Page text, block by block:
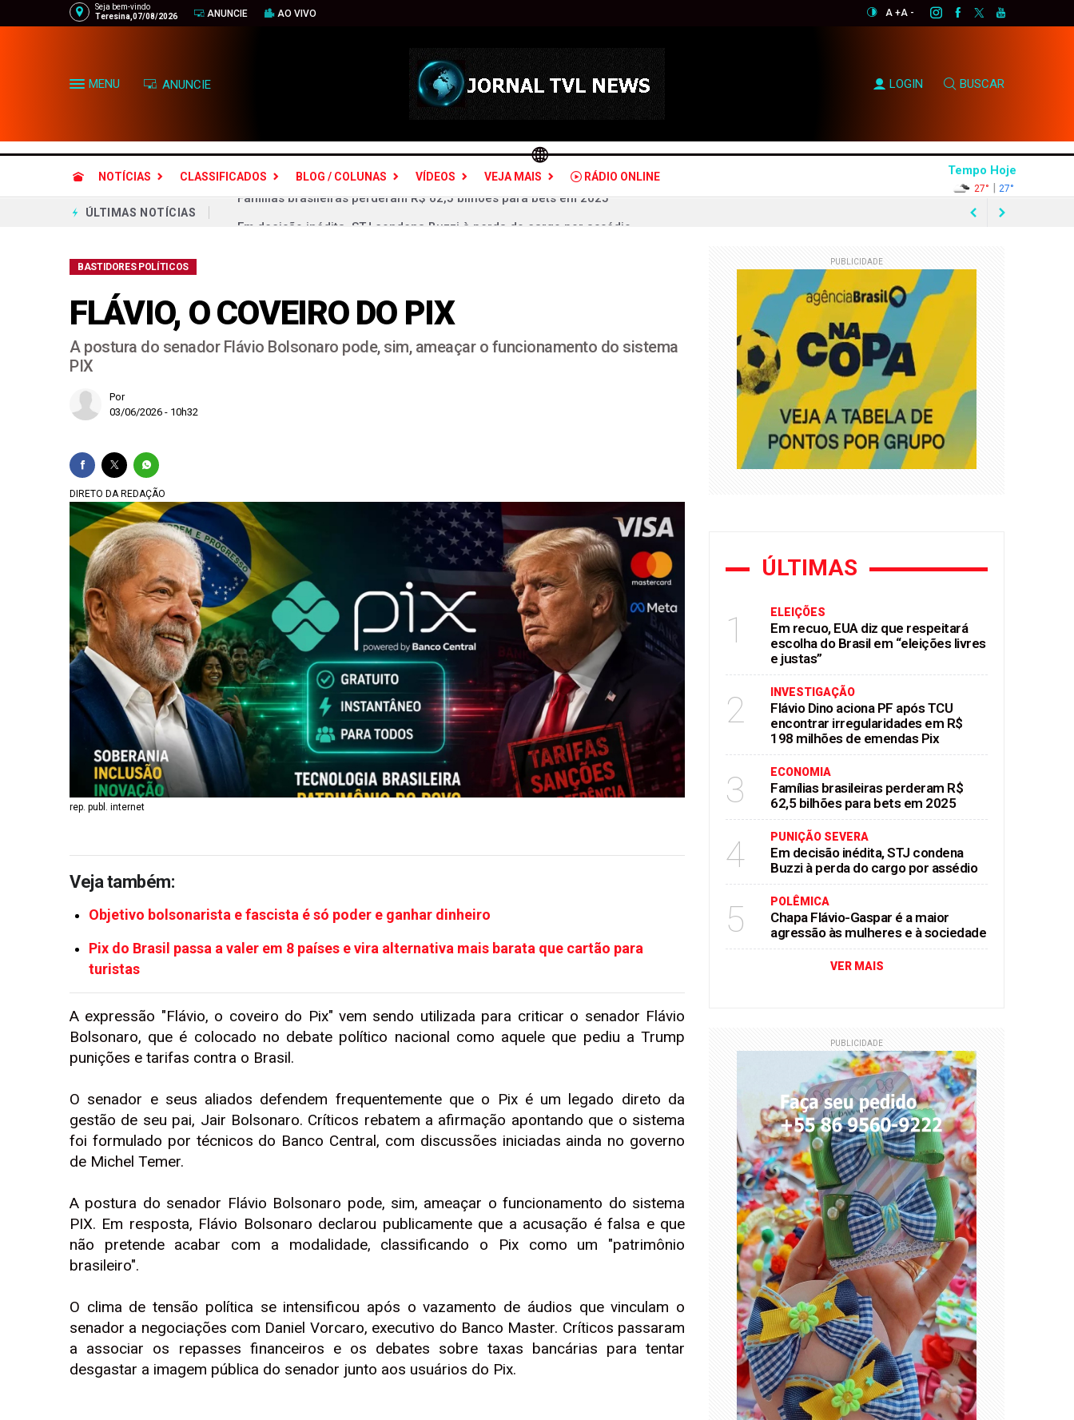
Seja bem-vindo
Teresina,07/08/2026
ANUNCIE AO VIVO A +A -
MENU ANUNCIE LOGIN BUSCAR
NOTÍCIAS CLASSIFICADOS BLOG / COLUNAS VÍDEOS VEJA MAIS RÁDIO ONLINE Tempo Hoje
27° | 27°
ÚLTIMAS NOTÍCIAS
Aliados respondem ao ex-deputado Ismar Marques: críticas a Rafael Fonteles é "oportunismo eleitoral"
Objetivo bolsonarista e fascista é só poder e ganhar dinheiro
Ciclone bomba no Brasil: quais estados serão atingidos por ventos de até 100 km/h
Gilmar Mendes aguarda PGR para decidir sobre inquérito por estupro contra vice de Flávio Bolsonaro
Flávio Dino aciona PF após TCU encontrar irregularidades em R$ 198 milhões de emendas Pix
BASTIDORES POLÍTICOS
FLÁVIO, O COVEIRO DO PIX
A postura do senador Flávio Bolsonaro pode, sim, ameaçar o funcionamento do sistema
PIX
Por
03/06/2026 - 10h32
DIRETO DA REDAÇÃO
rep. publ. internet
Veja também:
Objetivo bolsonarista e fascista é só poder e ganhar dinheiro
Pix do Brasil passa a valer em 8 países e vira alternativa mais barata que cartão para
turistas
A expressão "Flávio, o coveiro do Pix" vem sendo utilizada para criticar o senador Flávio
Bolsonaro, que é colocado no debate político nacional como aquele que pediu a Trump
punições e tarifas contra o Brasil.
O senador e seus aliados defendem frequentemente que o Pix é um legado direto da
gestão de seu pai, Jair Bolsonaro. Críticos rebatem a afirmação apontando que o sistema
foi formulado por técnicos do Banco Central, com discussões iniciadas ainda no governo
de Michel Temer.
A postura do senador Flávio Bolsonaro pode, sim, ameaçar o funcionamento do sistema
PIX. Em resposta, Flávio Bolsonaro declarou publicamente que a acusação é falsa e que
não pretende acabar com a modalidade, classificando o Pix como um "patrimônio
brasileiro".
O clima de tensão política se intensificou após o vazamento de áudios que vinculam o
senador a negociações com Daniel Vorcaro, executivo do Banco Master. Críticos passaram
a associar os repasses financeiros e os debates sobre taxas bancárias para tentar
desgastar a imagem pública do senador junto aos usuários do Pix.
PUBLICIDADE
ÚLTIMAS
1 ELEIÇÕES
Em recuo, EUA diz que respeitará
escolha do Brasil em “eleições livres
e justas”
2 INVESTIGAÇÃO
Flávio Dino aciona PF após TCU
encontrar irregularidades em R$
198 milhões de emendas Pix
3 ECONOMIA
Famílias brasileiras perderam R$
62,5 bilhões para bets em 2025
4 PUNIÇÃO SEVERA
Em decisão inédita, STJ condena
Buzzi à perda do cargo por assédio
5 POLÊMICA
Chapa Flávio-Gaspar é a maior
agressão às mulheres e à sociedade
VER MAIS
PUBLICIDADE